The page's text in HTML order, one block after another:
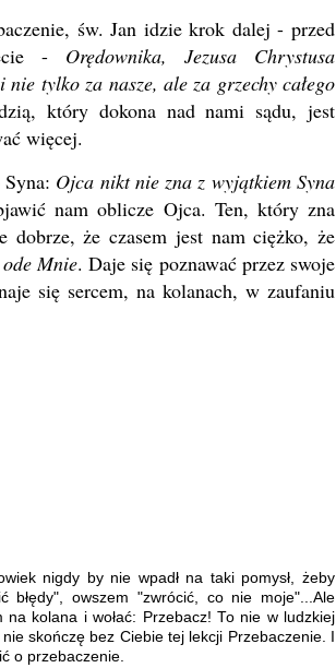
św. Jan idzie krok dalej - przed
- Orędownika, Jezusa Chrystusa
tylko za nasze, ale za grzechy całego
który dokona nad nami sądu, jest
więcej.
Ojca nikt nie zna z wyjątkiem Syna
nam oblicze Ojca. Ten, który zna
dobrze, że czasem jest nam ciężko, że
Mnie. Daje się poznawać przez swoje
się sercem, na kolanach, w zaufaniu
nigdy by nie wpadł na taki pomysł, żeby
błędy", owszem "zwrócić, co nie moje"...Ale
kolana i wołać: Przebacz! To nie w ludzkiej
skończę bez Ciebie tej lekcji Przebaczenie. I
o przebaczenie.